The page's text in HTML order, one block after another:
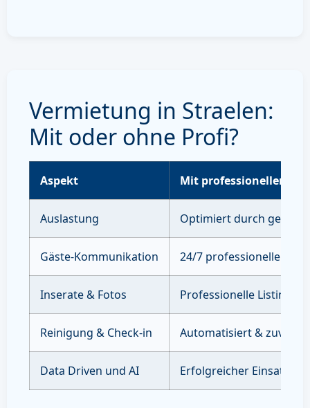
Vermietung in Straelen:
Mit oder ohne Profi?
Aspekt Mit professioneller
Auslastung Optimiert durch
Gäste-Kommunikation 24/7 professioneller
Inserate & Fotos Professionelle Listings
Reinigung & Check-in Automatisiert &
Data Driven und AI Erfolgreicher Einsatz